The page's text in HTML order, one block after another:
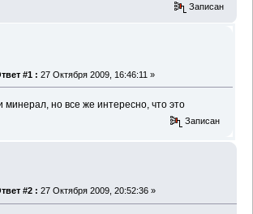
Записан
#1 : 27 Октября 2009, 16:46:11 »
минерал, но все же интересно, что это
Записан
#2 : 27 Октября 2009, 20:52:36 »